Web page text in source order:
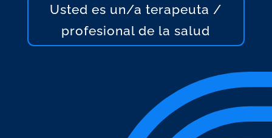
Usted es un/a terapeuta /
profesional de la salud